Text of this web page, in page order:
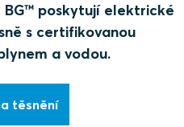
BG™ poskytují elektrické
s certifikovanou
a vodou.
těsnění